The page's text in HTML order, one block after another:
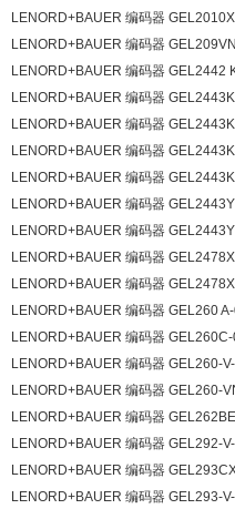
LENORD+BAUER 编码器
LENORD+BAUER 编码器
LENORD+BAUER 编码器 GEL2442
LENORD+BAUER 编码器
LENORD+BAUER 编码器
LENORD+BAUER 编码器
LENORD+BAUER 编码器
LENORD+BAUER 编码器
LENORD+BAUER 编码器
LENORD+BAUER 编码器
LENORD+BAUER 编码器
LENORD+BAUER 编码器 GEL260
LENORD+BAUER 编码器
LENORD+BAUER 编码器 GEL260-
LENORD+BAUER 编码器 GEL260-
LENORD+BAUER 编码器
LENORD+BAUER 编码器 GEL292-
LENORD+BAUER 编码器
LENORD+BAUER 编码器 GEL293-